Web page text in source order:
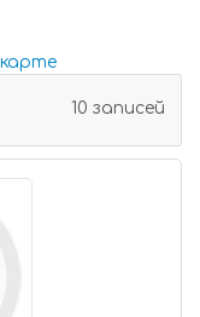
10 записей